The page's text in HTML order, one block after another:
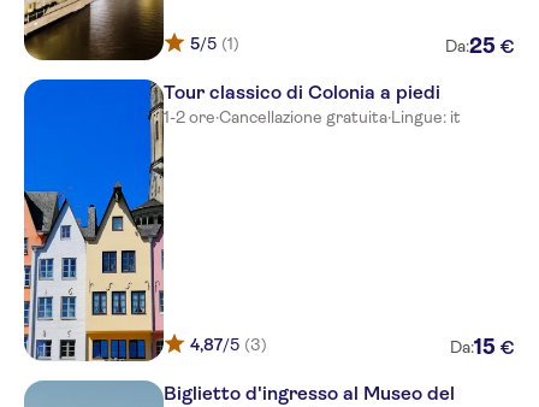
PrivatHotel Probst
Hotel Avenue
Adina Apartment Hotel Berlin
Hackescher Markt
Melter Hotel & Apartments
Hotel Hauser Boutique
Altstadt-Hotel Koln
Altstadtbrau Hotel &
Appartementhaus
Gideon Hotel
5/5 (1) Da:25 €
Tour classico di Colonia a piedi
1-2 ore·Cancellazione gratuita·Lingue: it
4,87/5 (3) Da:15 €
Biglietto d'ingresso al Museo del